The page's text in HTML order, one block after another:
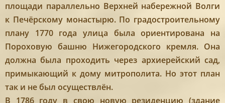
площади параллельно Верхней набережной Волги
к Печёрскому монастырю. По градостроительному
плану 1770 года улица была ориентирована на
Пороховую башню Нижегородского кремля. Она
должна была проходить через архиерейский сад,
примыкающий к дому митрополита. Но этот план
так и не был осуществлён.
В 1786 году в свою новую резиденцию (здание